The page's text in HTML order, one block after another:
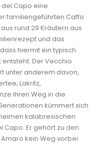
Capo eine
familiengeführten Caffo
rund 29 Kräutern aus
und das
hiermit ein typisch
Der Vecchio
unter anderem davon,
Lakritz,
ihren Weg in die
kümmert sich
kalabresischen
Capo. Er gehört zu den
kein Weg vorbei